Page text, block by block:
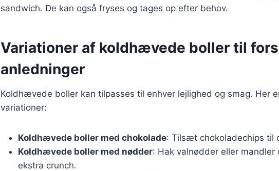
sandwich. De kan også fryses og tages op efter behov.
Variationer af koldhævede boller til
anledninger
Koldhævede boller kan tilpasses til enhver lejlighed og smag. Her
variationer:
Koldhævede boller med chokolade: Tilsæt chokoladechips til
Koldhævede boller med nødder: Hak valnødder eller
ekstra crunch.